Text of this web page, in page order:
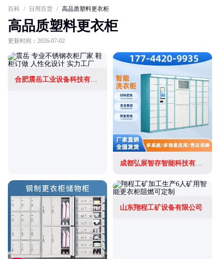
百科 / 日用百货 / 高品质塑料更衣柜
高品质塑料更衣柜
更新时间：2026-07-02
合肥震岳工业设备科技有限公司
成都弘展智存智能科技有限公司
山东翔程工矿设备有限公司